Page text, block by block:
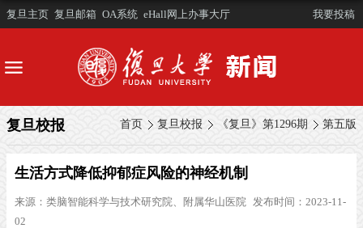
复旦主页 复旦邮箱 OA系统 eHall网上办事大厅 我要投稿
首页 复旦校报 《复旦》第1296期 第五版
复旦校报
生活方式降低抑郁症风险的神经机制
来源： ​类脑智能科学与技术研究院、附属华山医院 发布时间：2023-11-
02